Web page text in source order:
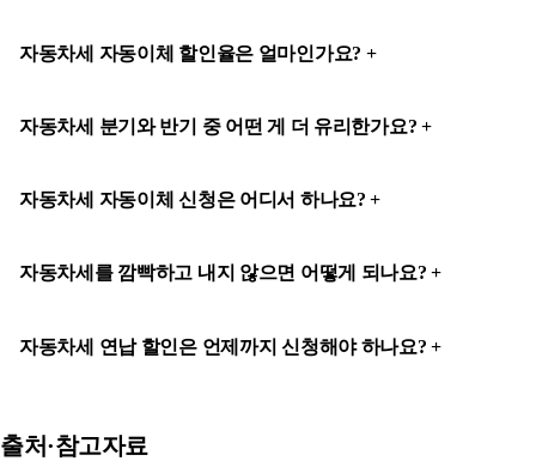
자동차세 자동이체 할인율은 얼마인가요?
자동차세 분기와 반기 중 어떤 게 더 유리한가요?
자동차세 자동이체 신청은 어디서 하나요?
자동차세를 깜빡하고 내지 않으면 어떻게 되나요?
자동차세 연납 할인은 언제까지 신청해야 하나요?
출처·참고자료